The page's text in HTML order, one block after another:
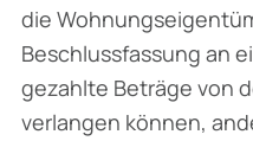
die
Beschlussfassung an
gezahlte Beträge von
verlangen können,